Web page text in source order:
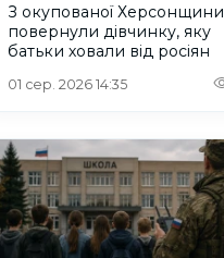
З окупованої Херсонщини
повернули дівчинку, яку
батьки ховали від росіян
01 сер. 2026 14:35